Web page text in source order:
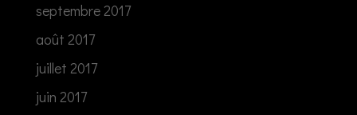
septembre 2017
août 2017
juillet 2017
juin 2017